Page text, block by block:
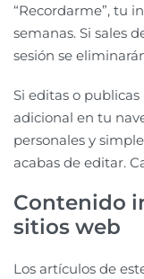
“Recordarme”, tu
semanas. Si sales
sesión se
Si editas o
adicional en tu
personales y
acabas de editar.
Contenido
sitios web
Los artículos de